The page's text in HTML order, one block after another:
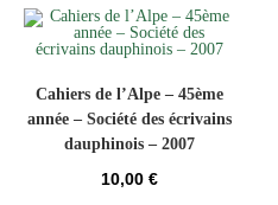
Cahiers de l’Alpe – 45ème
année – Société des écrivains
dauphinois – 2007
10,00€